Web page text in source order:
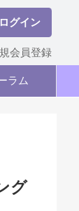
ログイン
会員登録
ラム
グ